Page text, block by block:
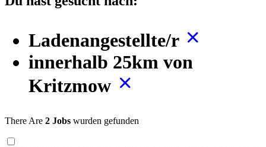
Ladenangestellte/r
innerhalb 25km von
Kritzmow
There Are 2 Jobs wurden gefunden